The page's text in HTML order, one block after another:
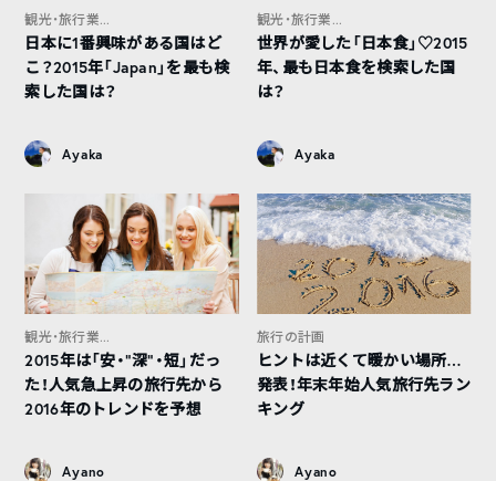
観光・旅行業...
日本に1番興味がある国はど
こ？2015年「Japan」を最も検
索した国は？
Ayaka
観光・旅行業...
世界が愛した「日本食」♡2015
年、最も日本食を検索した国
は？
Ayaka
観光・旅行業...
2015年は「安・“深”・短」だっ
た！人気急上昇の旅行先から
2016年のトレンドを予想
Ayano
旅行の計画
ヒントは近くて暖かい場所…
発表！年末年始人気旅行先ラン
キング
Ayano